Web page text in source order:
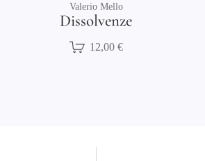
Silvana Colonna
Le ciglia dell'orso
14,00 €